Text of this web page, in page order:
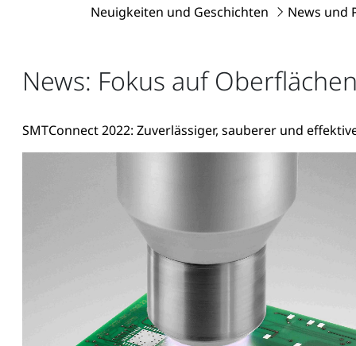
Neuigkeiten und Geschichten News und
News: Fokus auf
SMTConnect 2022: Zuverlässiger, sauberer und